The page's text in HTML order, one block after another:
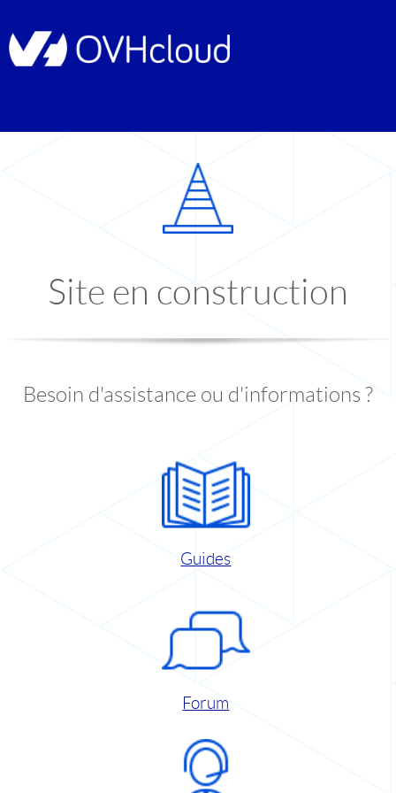
Site en construction
Besoin d'assistance ou d'informations ?
Guides
Forum